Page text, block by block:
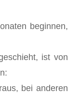
beginnen,
ist von
bei anderen